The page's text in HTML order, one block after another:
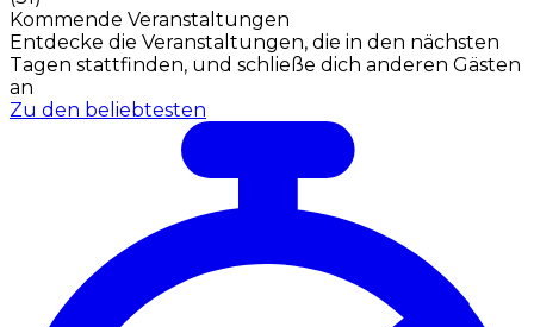
Kommende Veranstaltungen
Entdecke die Veranstaltungen, die in den nächsten
Tagen stattfinden, und schließe dich anderen Gästen
an
Zu den beliebtesten